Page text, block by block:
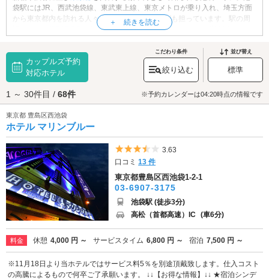
袋駅にはJR、西武池袋線、東武東上線、東京メトロが乗り入れ、埼玉方面
から東京都内を訪れる人々の玄関口としての役割も担っています。駅の周
」や「ルミネ池袋」などのショッピング施設やアミュ
す。池袋西口にはキャバクラや居酒屋が、北口には店舗型・派遣型風俗店
が、東口には商業施設が多く、駅の出口ごとの特色がはっきりしているの
がとてもユニークです。中でも特にラブホテルが多いのが北口・西口エリ
ア。池袋東武や駅周辺でショッピングをして、池袋西一番街 でお腹を満た
した後、西口や北口エリアのラブホテル街を目指すというのは定番。軒数
も多く、様々なコンセプトのホテルがあるのでチェックイン前からテンシ
ョンは上がりっぱなし。東口には西武池袋周辺、
周辺と、明治通りから線路側に向かった一角に穴場のホテルがあります。
せっかくデートが盛り上がったのに、「ホテルが満室で入れない！」なん
てことになると台無しですよね。ホテルのご利用には事前予約が便利。こ
のエリアにはカップルズ予約のできるホテルが多数ありますのでぜひご活
用くださいね。
カップルズ予約
対応ホテル
こだわり条件
絞り込む
並び替え
標準
1 ～ 30件目 / 68件 ※予約カレンダーは04:20時点の情報です
東京都 豊島区西池袋
ホテル マリンブルー
5つ星のうち3.5
3.63
口コミ13 件
東京都豊島区西池袋1-2-1
03-6907-3175
池袋駅 (徒歩3分)
高松（首都高速）IC (車6分)
料金 休憩 4,000 円 ～ サービスタイム 6,800 円 ～ 宿泊 7,500 円 ～
※11月18日より当ホテルではサービス料5％を別途頂戴致します。仕入コスト
の高騰によるもので何卒ご了承願います。 ↓↓【お得な情報】↓↓ ★宿泊シンデ